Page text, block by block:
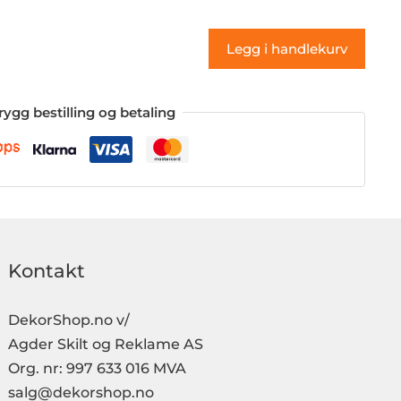
Legg i handlekurv
bestilling og betaling
Kontakt
DekorShop.no v/
Agder Skilt og Reklame AS
Org. nr: 997 633 016 MVA
salg@dekorshop.no